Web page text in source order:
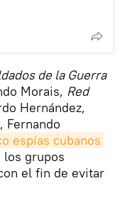
de la Guerra
Morais, Red
Hernández,
Fernando
espías cubanos
grupos
el fin de evitar